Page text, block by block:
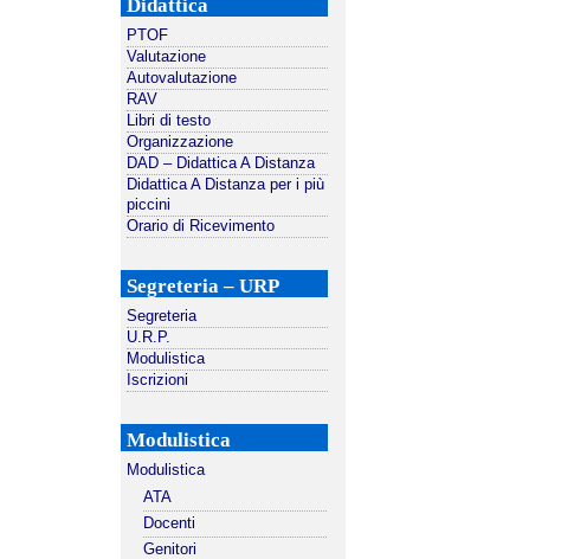
Didattica
PTOF
Valutazione
Autovalutazione
RAV
Libri di testo
Organizzazione
DAD – Didattica A Distanza
Didattica A Distanza per i più
piccini
Orario di Ricevimento
Segreteria – URP
Segreteria
U.R.P.
Modulistica
Iscrizioni
Modulistica
Modulistica
ATA
Docenti
Genitori